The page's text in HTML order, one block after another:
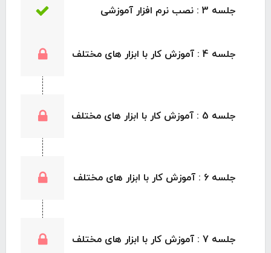
جلسه 3 : نصب نرم افزار آموزشی
جلسه 4 : آموزش کار با ابزار های مختلف
جلسه 5 : آموزش کار با ابزار های مختلف
جلسه 6 : آموزش کار با ابزار های مختلف
جلسه 7 : آموزش کار با ابزار های مختلف